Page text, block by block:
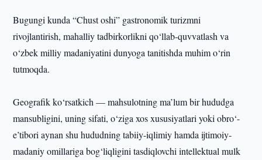
Bugungi kunda “Chust oshi” gastronomik turizmni
rivojlantirish, mahalliy tadbirkorlikni qo‘llab-quvvatlash va
o‘zbek milliy madaniyatini dunyoga tanitishda muhim o‘rin
tutmoqda.
Geografik ko‘rsatkich — mahsulotning ma’lum bir hududga
mansubligini, uning sifati, o‘ziga xos xususiyatlari yoki obro‘-
e’tibori aynan shu hududning tabiiy-iqlimiy hamda ijtimoiy-
madaniy omillariga bog‘liqligini tasdiqlovchi intellektual mulk